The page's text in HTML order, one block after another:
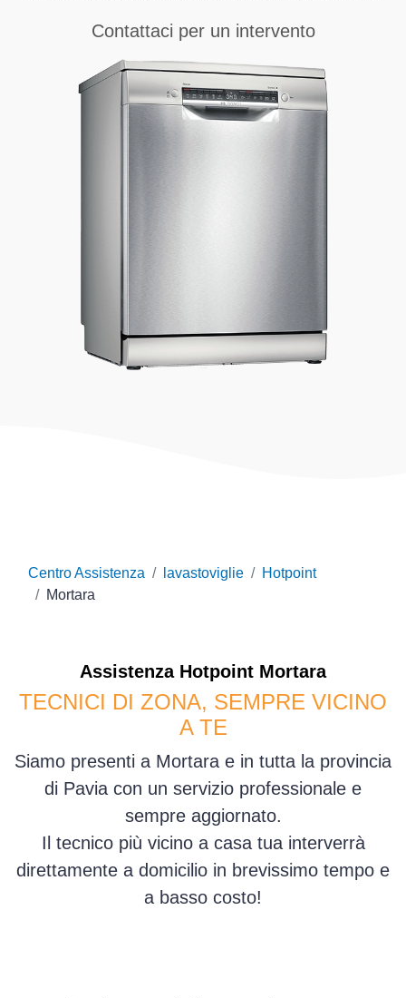
Contattaci per un intervento
Centro Assistenza lavastoviglie
Hotpoint
Mortara
Assistenza Hotpoint Mortara
TECNICI DI ZONA, SEMPRE VICINO
A TE
Siamo presenti a Mortara e in tutta la provincia
di Pavia con un servizio professionale e
sempre aggiornato.
Il tecnico più vicino a casa tua interverrà
direttamente a domicilio in brevissimo tempo e
a basso costo!